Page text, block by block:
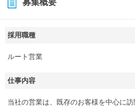
募集概要
採用職種
ルート営業
仕事内容
当社の営業は、既存のお客様を中心に